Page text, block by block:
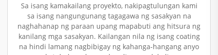
Sa isang kamakailang proyekto, nakipagtulungan kami
sa isang nangungunang tagagawa ng sasakyan na
naghahanap ng paraan upang mapabuti ang hitsura ng
kanilang mga sasakyan. Kailangan nila ng isang coating
na hindi lamang nagbibigay ng kahanga-hangang anyo